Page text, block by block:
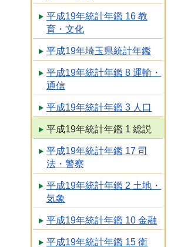
平成19年統計年鑑 16 教
育・文化
平成19年埼玉県統計年鑑
平成19年統計年鑑 8 運輸・
通信
平成19年統計年鑑 3 人口
平成19年統計年鑑 1 総説
平成19年統計年鑑 17 司
法・警察
平成19年統計年鑑 2 土地・
気象
平成19年統計年鑑 10 金融
平成19年統計年鑑 15 衛